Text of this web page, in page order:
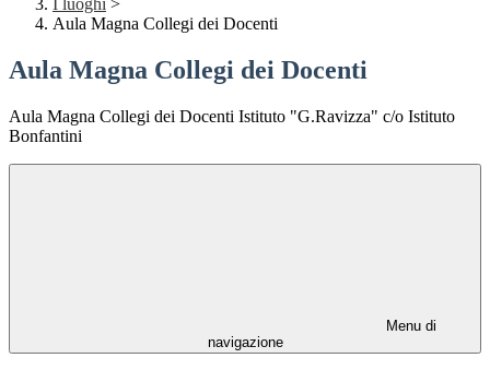
I luoghi >
Aula Magna Collegi dei Docenti
Aula Magna Collegi dei Docenti
Aula Magna Collegi dei Docenti Istituto "G.Ravizza" c/o Istituto
Bonfantini
Menu di
navigazione